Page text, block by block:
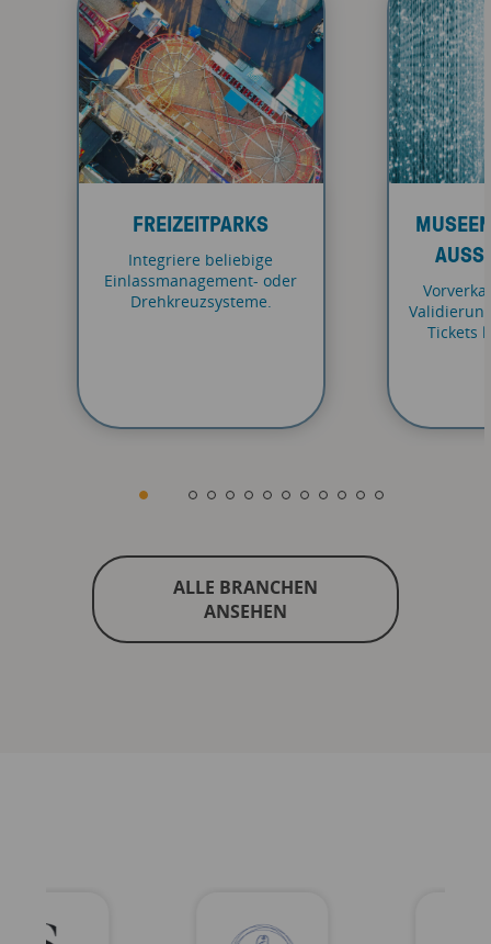
FREIZEITPARKS
Integriere beliebige
Einlassmanagement- oder
Drehkreuzsysteme.
Tickets
ALLE BRANCHEN
ANSEHEN